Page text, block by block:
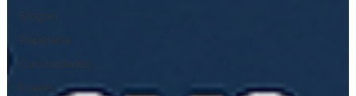
Slogan
Papelaria
Curiosidades
Frases